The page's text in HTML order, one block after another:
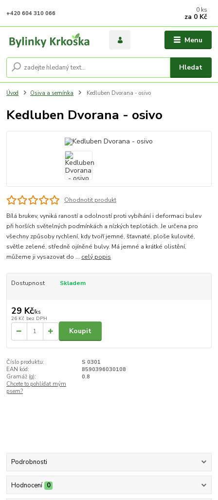
Menu
Hledat
+420 604 310 066 0 ks
za 0 Kč
Úvod Osiva a semínka Kedluben Dvorana - osivo
Kedluben Dvorana - osivo
Ohodnotit produkt
Bílá brukev, vyniká raností a odolností proti vybíhání i deformaci bulev
při horších světelných podmínkách a nízkých teplotách. Je určena pro
všechny způsoby rychlení, kdy tvoří jemné, šťavnaté, ploše kulovité,
světle zelené, středně ojíněné bulvy. Má jemné a krátké olistění,
můžeme ji vysazovat do ... celý popis
Dostupnost Skladem
29 Kč/ks
26 Kč bez DPH
Koupit
Číslo produktu:
S 0301
EAN kód:
8590396030108
Gramáž (g):
0.8
Chcete to pohlídat mým
psem?
Podrobnosti
Hodnocení 0